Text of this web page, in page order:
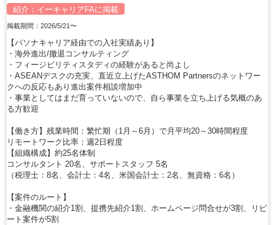
紹介： イーキャリアFAに掲載
掲載期間：2026/5/21〜
【パソナキャリア経由での入社実績あり】
・海外進出/撤退コンサルティング
・フィージビリティスタディの経験があると尚よし
・ASEANデスクの充実、直近立上げたASTHOM Partnersのネットワー
クへの反応もあり進出案件相談増加中
・事業としてはまだ育っていないので、自ら事業を立ち上げる気概のあ
る方歓迎
【働き方】残業時間：繁忙期（1月～6月）で月平均20～30時間程度
リモートワーク比率：週2日程度
【組織構成】約25名体制
コンサルタント 20名、サポートスタッフ 5名
（税理士：8名、会計士：4名、米国会計士：2名、無資格：6名）
【案件のルート】
・金融機関の紹介1割、提携先紹介1割、ホームページ問合せが3割、リピ
ート案件が5割